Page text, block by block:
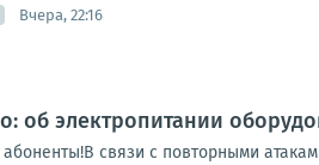
Вчера, 22:16
об электропитании
связи с повторными